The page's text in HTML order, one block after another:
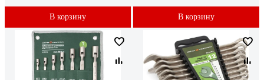
В корзину В корзину